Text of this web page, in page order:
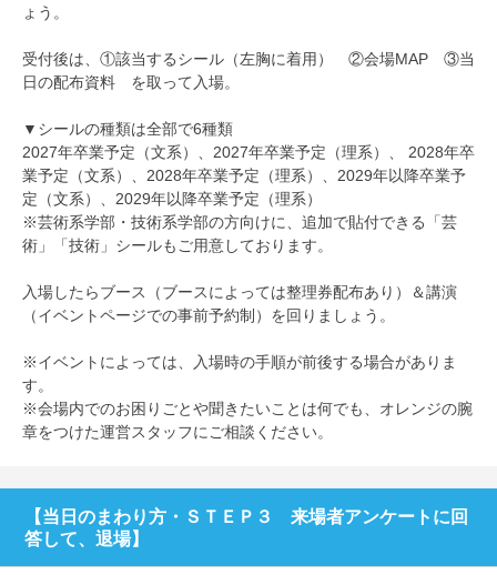
ょう。
受付後は、①該当するシール（左胸に着用） ②会場MAP ③当
日の配布資料 を取って入場。
▼シールの種類は全部で6種類
2027年卒業予定（文系）、2027年卒業予定（理系）、 2028年卒
業予定（文系）、2028年卒業予定（理系）、2029年以降卒業予
定（文系）、2029年以降卒業予定（理系）
※芸術系学部・技術系学部の方向けに、追加で貼付できる「芸
術」「技術」シールもご用意しております。
入場したらブース（ブースによっては整理券配布あり）＆講演
（イベントページでの事前予約制）を回りましょう。
※イベントによっては、入場時の手順が前後する場合がありま
す。
※会場内でのお困りごとや聞きたいことは何でも、オレンジの腕
章をつけた運営スタッフにご相談ください。
【当日のまわり方・ＳＴＥＰ３ 来場者アンケートに回
答して、退場】